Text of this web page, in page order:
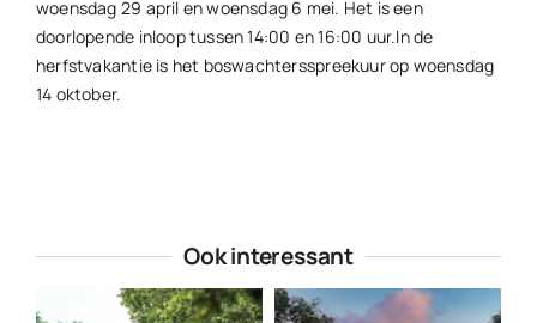
woensdag 29 april en woensdag 6 mei. Het is een
doorlopende inloop tussen 14:00 en 16:00 uur.In de
herfstvakantie is het boswachtersspreekuur op woensdag
14 oktober.
Ook interessant